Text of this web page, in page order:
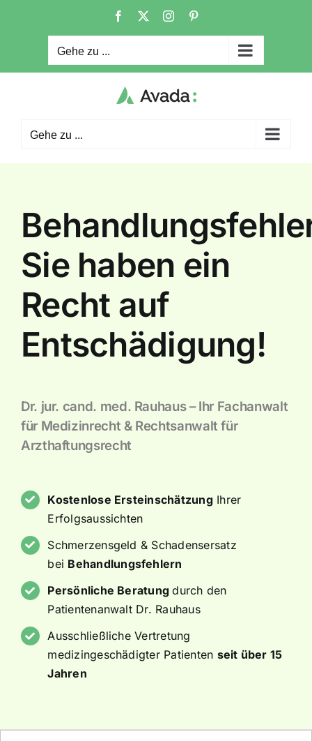
Facebook Instagram
Gehe zu ...
Gehe zu ...
Sie haben ein
Recht auf
Entschädigung!
Dr. jur. cand. med. Rauhaus – Ihr Fachanwalt
für Medizinrecht & Rechtsanwalt für
Arzthaftungsrecht
Kostenlose ErsteinschätzungIhrer
Erfolgsaussichten
Schmerzensgeld & Schadensersatz
bei Behandlungsfehlern
Persönliche Beratungdurch den
Patientenanwalt Dr. Rauhaus
Ausschließliche Vertretung
medizingeschädigter Patienten seit über 15
Jahren